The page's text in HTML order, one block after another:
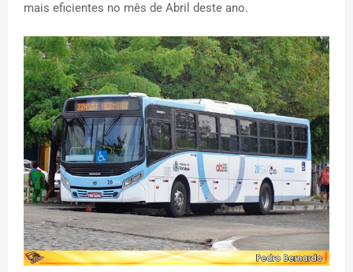
mais eficientes no mês de Abril deste ano.